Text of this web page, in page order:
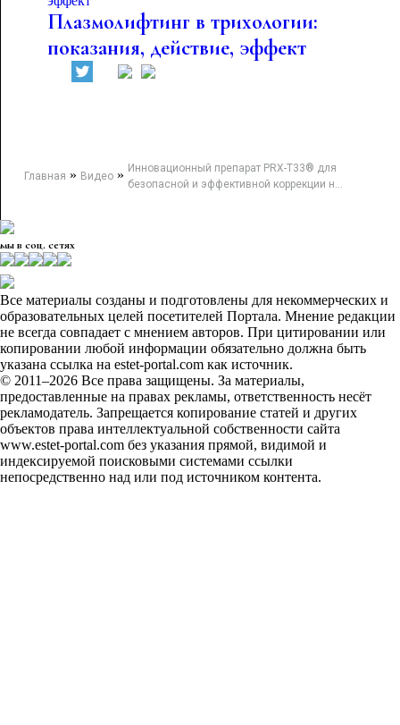
Плазмолифтинг в трихологии:
показания, действие, эффект
Главная » Видео» Инновационный препарат PRX-T33® для
безопасной и эффективной коррекции н...
мы в соц. сетях
Все материалы созданы и подготовлены для некоммерческих и
образовательных целей посетителей Портала. Мнение редакции
не всегда совпадает с мнением авторов. При цитировании или
копировании любой информации обязательно должна быть
указана ссылка на estet-portal.com как источник.
© 2011–2026 Все права защищены. За материалы,
предоставленные на правах рекламы, ответственность несёт
рекламодатель. Запрещается копирование статей и других
объектов права интеллектуальной собственности сайта
www.estet-portal.com без указания прямой, видимой и
индексируемой поисковыми системами ссылки
непосредственно над или под источником контента.